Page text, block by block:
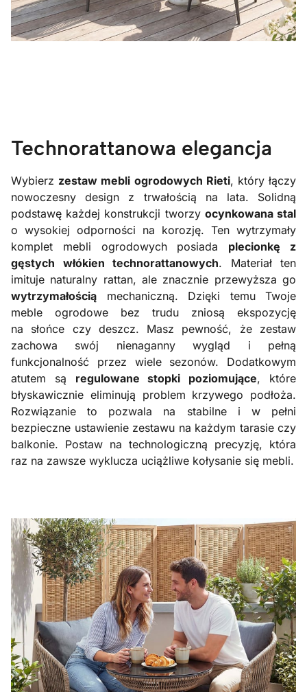
Technorattanowa elegancja
Wybierz zestaw mebli ogrodowych Rieti, który łączy
nowoczesny design z trwałością na lata. Solidną
podstawę każdej konstrukcji tworzy ocynkowana stal
o wysokiej odporności na korozję. Ten wytrzymały
komplet mebli ogrodowych posiada plecionkę z
gęstych włókien technorattanowych. Materiał ten
imituje naturalny rattan, ale znacznie przewyższa go
wytrzymałością mechaniczną. Dzięki temu Twoje
meble ogrodowe bez trudu zniosą ekspozycję
na słońce czy deszcz. Masz pewność, że zestaw
zachowa swój nienaganny wygląd i pełną
funkcjonalność przez wiele sezonów. Dodatkowym
atutem są regulowane stopki poziomujące, które
błyskawicznie eliminują problem krzywego podłoża.
Rozwiązanie to pozwala na stabilne i w pełni
bezpieczne ustawienie zestawu na każdym tarasie czy
balkonie. Postaw na technologiczną precyzję, która
raz na zawsze wyklucza uciążliwe kołysanie się mebli.